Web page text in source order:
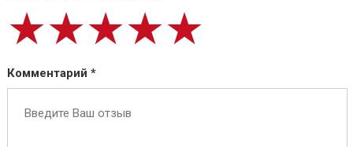
★★★★★
★★★★★
★★★★★
Комментарий *